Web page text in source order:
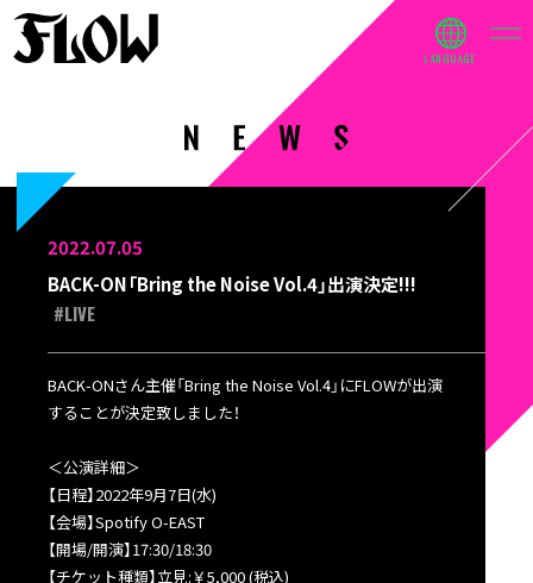
2022.07.05
BACK-ON「Bring the Noise Vol.4」出演決定!!!
#LIVE
BACK-ONさん主催「Bring the Noise Vol.4」にFLOWが出演
することが決定致しました！
＜公演詳細＞
【日程】2022年9月7日(水)
【会場】Spotify O-EAST
【開場/開演】17:30/18:30
【チケット種類】立見:￥5,000 (税込)